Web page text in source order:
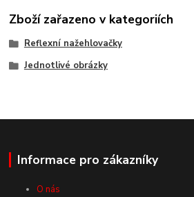
Zboží zařazeno v kategoriích
Reflexní nažehlovačky
Jednotlivé obrázky
Informace pro zákazníky
O nás